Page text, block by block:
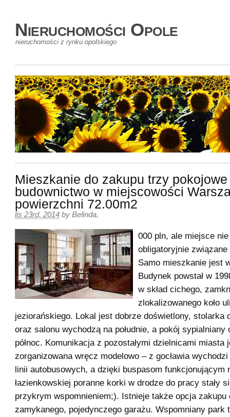
Nieruchomości Opole
nieruchomości z rynku opolskiego
Mieszkanie do zakupu trzy
budownictwo w miejscowości
powierzchni 72.00m2
lis 23rd, 2014 by Belinda.
000 pln, ale miejsce
obligatoryjnie
Samo mieszkanie jest
Budynek powstał w
w skład cichego,
zlokalizowanego koło
jeziorańskiego. Lokal jest dobrze doświetlony, stolarka
oraz salonu wychodzą na południe, a pokój sypialniany
północ. Komunikacja z pozostałymi dzielnicami miasta
zorganizowana wręcz modelowo – z gocławia
linii autobusowych, a dzięki buspasom funkcjonującym
łazienkowskiej poranne korki w drodze do pracy stały
przykrym wspomnieniem;). Istnieje także opcja zakupu
zamykanego, pojedynczego garażu. Wspomniany park